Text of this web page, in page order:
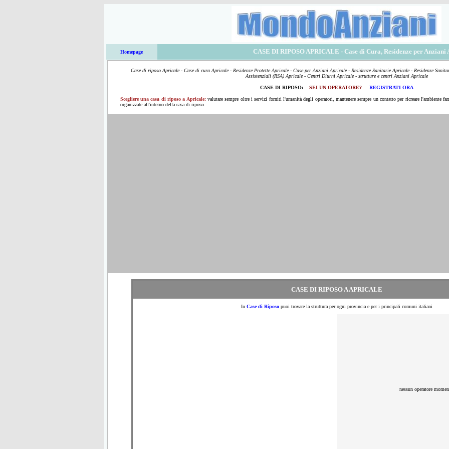
Homepage CASE DI RIPOSO APRICALE - Case di Cura, Residenze per Anziani
Case di riposo Apricale - Case di cura Apricale - Residenze Protette Apricale - Case per Anziani Apricale - Residenze Sanitarie Apricale - Residenze
Assistenziali (RSA) Apricale - Centri Diurni Apricale - strutture e centri Anziani Apricale
CASE DI RIPOSO: SEI UN OPERATORE? REGISTRATI ORA
Scegliere una casa di riposo a Apricale: valutare sempre oltre i servizi forniti l'umanità degli operatori, mantenere sempre un contatto per ricreare l'ambiente
organizzate all'interno della casa di riposo.
CASE DI RIPOSO A APRICALE
In Case di Riposo puoi trovare la struttura per ogni provincia e per i principali comuni italiani
nessun operatore